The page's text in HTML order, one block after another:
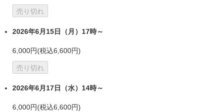
売り切れ
2026年6月15日（月）17時～
6,000円(税込6,600円)
売り切れ
2026年6月17日（水）14時～
6,000円(税込6,600円)